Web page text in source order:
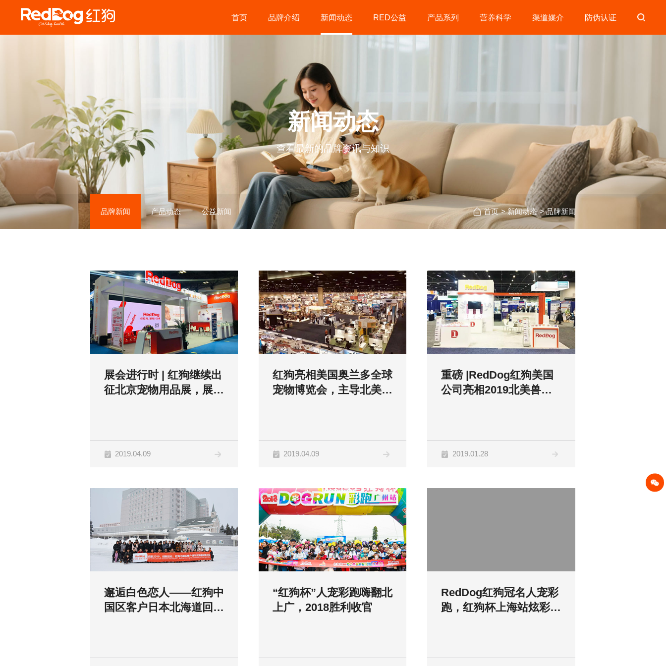
首页 品牌介绍 新闻动态 RED公益 产品系列 营养科学 渠道媒介 防伪认证
新闻动态
查看最新的品牌资讯与知识
品牌新闻 产品动态 公益新闻 首页 > 新闻动态 > 品牌新闻
展会进行时 | 红狗继续出
征北京宠物用品展，展
2019.04.09
红狗亮相美国奥兰多全球
宠物博览会，主导北美宠
2019.04.09
重磅 |RedDog红狗美国
公司亮相2019北美兽医
2019.01.28
邂逅白色恋人——红狗中
国区客户日本北海道回馈
“红狗杯”人宠彩跑嗨翻北
上广，2018胜利收官
RedDog红狗冠名人宠彩
跑，红狗杯上海站炫彩开